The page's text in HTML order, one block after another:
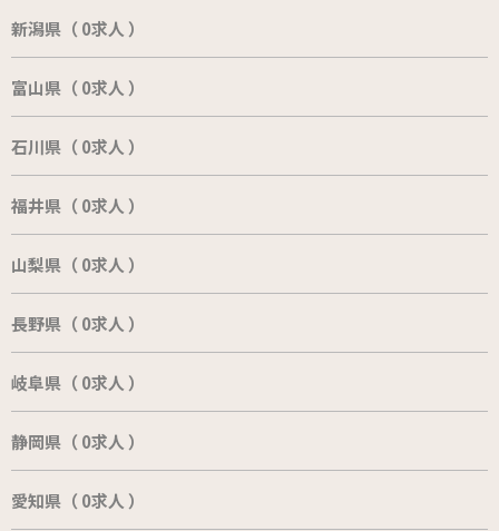
新潟県（ 0求人 ）
富山県（ 0求人 ）
石川県（ 0求人 ）
福井県（ 0求人 ）
山梨県（ 0求人 ）
長野県（ 0求人 ）
岐阜県（ 0求人 ）
静岡県（ 0求人 ）
愛知県（ 0求人 ）